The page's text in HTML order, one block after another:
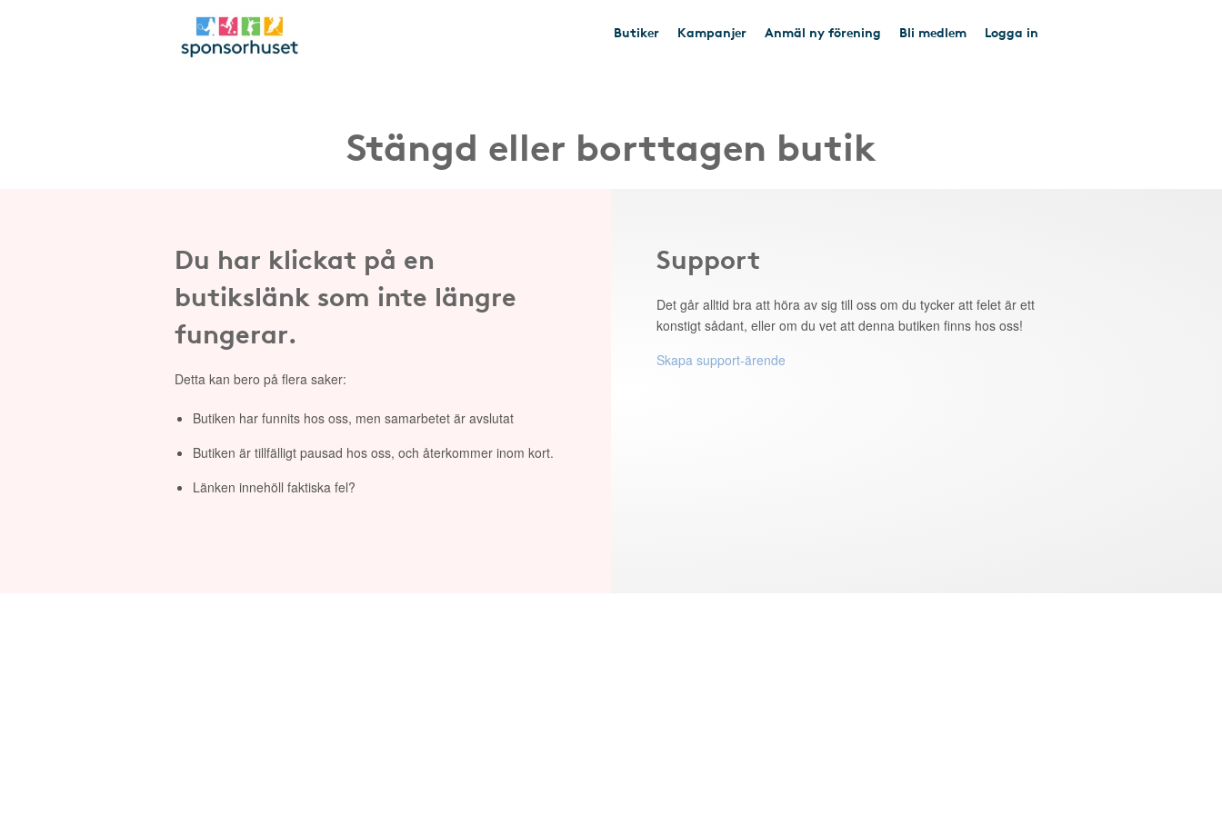
Butiker Kampanjer Anmäl ny förening Bli medlem Logga in
Stängd eller borttagen butik
Du har klickat på en
butikslänk som inte längre
fungerar.
Detta kan bero på flera saker:
Butiken har funnits hos oss, men samarbetet är avslutat
Butiken är tillfälligt pausad hos oss, och återkommer inom kort.
Länken innehöll faktiska fel?
Support
Det går alltid bra att höra av sig till oss om du tycker att felet är ett
konstigt sådant, eller om du vet att denna butiken finns hos oss!
Skapa support-ärende